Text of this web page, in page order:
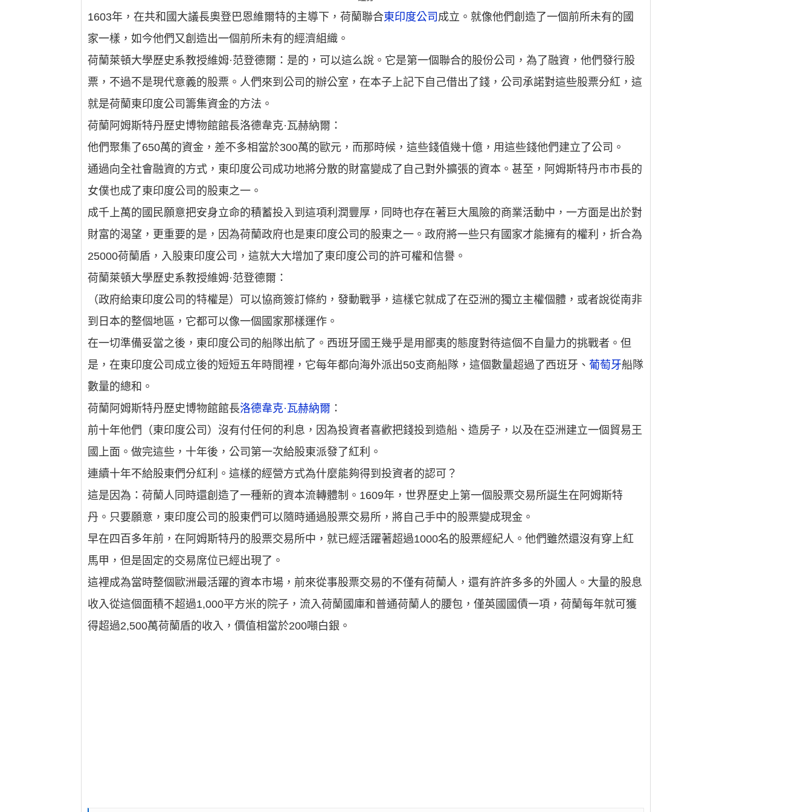
1603年，在共和國大議長奧登巴恩維爾特的主導下，荷蘭聯合東印度公司 成立。就像他們創造了一個前所未有的國
家一樣，如今他們又創造出一個前所未有的經濟組織。
荷蘭萊頓大學歷史系教授維姆·范登德爾：是的，可以這么說。它是第一個聯合的股份公司，為了融資，他們發行股
票，不過不是現代意義的股票。人們來到公司的辦公室，在本子上記下自己借出了錢，公司承諾對這些股票分紅，這
就是荷蘭東印度公司籌集資金的方法。
荷蘭阿姆斯特丹歷史博物館館長洛德韋克·瓦赫納爾：
他們聚集了650萬的資金，差不多相當於300萬的歐元，而那時候，這些錢值幾十億，用這些錢他們建立了公司。
通過向全社會融資的方式，東印度公司成功地將分散的財富變成了自己對外擴張的資本。甚至，阿姆斯特丹市市長的
女僕也成了東印度公司的股東之一。
成千上萬的國民願意把安身立命的積蓄投入到這項利潤豐厚，同時也存在著巨大風險的商業活動中，一方面是出於對
財富的渴望，更重要的是，因為荷蘭政府也是東印度公司的股東之一。政府將一些只有國家才能擁有的權利，折合為
25000荷蘭盾，入股東印度公司，這就大大增加了東印度公司的許可權和信譽。
荷蘭萊頓大學歷史系教授維姆·范登德爾：
（政府給東印度公司的特權是）可以協商簽訂條約，發動戰爭，這樣它就成了在亞洲的獨立主權個體，或者說從南非
到日本的整個地區，它都可以像一個國家那樣運作。
在一切準備妥當之後，東印度公司的船隊出航了。西班牙國王幾乎是用鄙夷的態度對待這個不自量力的挑戰者。但
是，在東印度公司成立後的短短五年時間裡，它每年都向海外派出50支商船隊，這個數量超過了西班牙、葡萄牙船隊
數量的總和。
荷蘭阿姆斯特丹歷史博物館館長洛德韋克·瓦赫納爾 ：
前十年他們（東印度公司）沒有付任何的利息，因為投資者喜歡把錢投到造船、造房子，以及在亞洲建立一個貿易王
國上面。做完這些，十年後，公司第一次給股東派發了紅利。
連續十年不給股東們分紅利。這樣的經營方式為什麼能夠得到投資者的認可？
這是因為：荷蘭人同時還創造了一種新的資本流轉體制。1609年，世界歷史上第一個股票交易所誕生在阿姆斯特
丹。只要願意，東印度公司的股東們可以隨時通過股票交易所，將自己手中的股票變成現金。
早在四百多年前，在阿姆斯特丹的股票交易所中，就已經活躍著超過1000名的股票經紀人。他們雖然還沒有穿上紅
馬甲，但是固定的交易席位已經出現了。
這裡成為當時整個歐洲最活躍的資本市場，前來從事股票交易的不僅有荷蘭人，還有許許多多的外國人。大量的股息
收入從這個面積不超過1,000平方米的院子，流入荷蘭國庫和普通荷蘭人的腰包，僅英國國債一項，荷蘭每年就可獲
得超過2,500萬荷蘭盾的收入，價值相當於200噸白銀。